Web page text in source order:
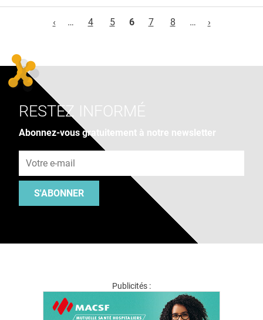
‹
… 4 5 6 7 8 … ›
RESTEZ INFORMÉ
Abonnez-vous gratuitement à notre newsletter
S'ABONNER
Publicités :